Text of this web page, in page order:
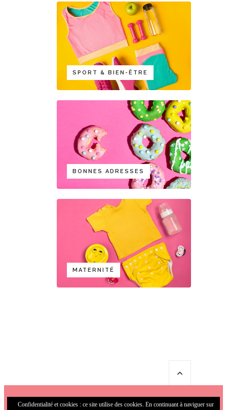
SPORT & BIEN-ÊTRE
BONNES ADRESSES
MATERNITÉ
Confidentialité et cookies : ce site utilise des cookies. En continuant à naviguer sur